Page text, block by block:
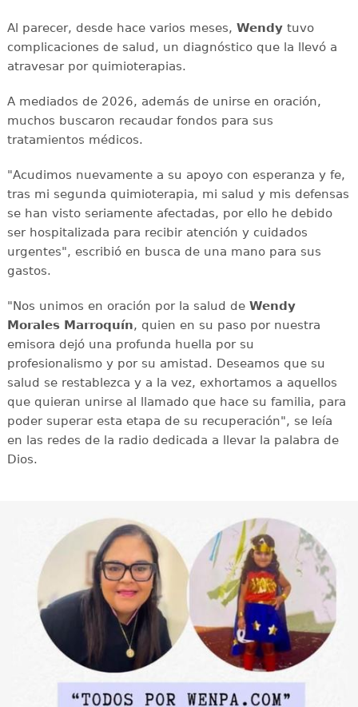
Al parecer, desde hace varios meses, Wendytuvo
complicaciones de salud, un diagnóstico que la llevó a
atravesar por quimioterapias.
A mediados de 2026, además de unirse en oración,
muchos buscaron recaudar fondos para sus
tratamientos médicos.
"Acudimos nuevamente a su apoyo con esperanza y fe,
tras mi segunda quimioterapia, mi salud y mis defensas
se han visto seriamente afectadas, por ello he debido
ser hospitalizada para recibir atención y cuidados
urgentes", escribió en busca de una mano para sus
gastos.
"Nos unimos en oración por la salud de Wendy
Morales Marroquín, quien en su paso por nuestra
emisora dejó una profunda huella por su
profesionalismo y por su amistad. Deseamos que su
salud se restablezca y a la vez, exhortamos a aquellos
que quieran unirse al llamado que hace su familia, para
poder superar esta etapa de su recuperación", se leía
en las redes de la radio dedicada a llevar la palabra de
Dios.